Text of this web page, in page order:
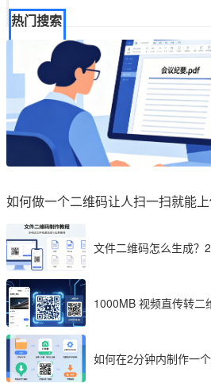
热门搜索
如何做一个二维码让人扫一扫就能
文件二维码怎么生成？
1000MB 视频直传转二
如何在2分钟内制作一